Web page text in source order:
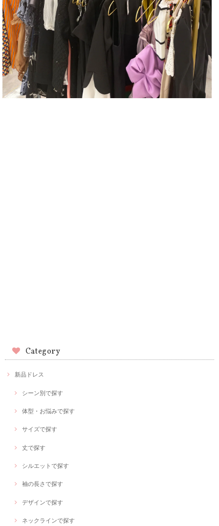
Category
新品ドレス
シーン別で探す
体型・お悩みで探す
サイズで探す
丈で探す
シルエットで探す
袖の長さで探す
デザインで探す
ネックラインで探す